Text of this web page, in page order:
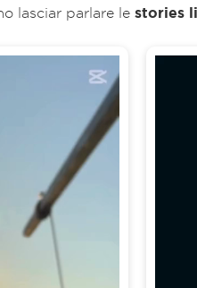
lasciar parlare le stories